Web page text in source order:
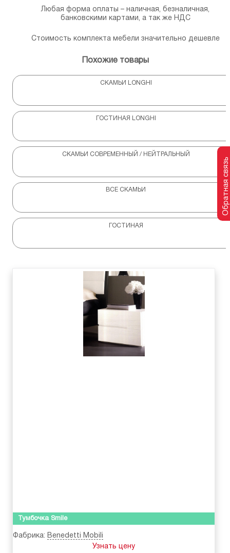
Любая форма оплаты – наличная, безналичная,
банковскими картами, а так же НДС
Стоимость комплекта мебели значительно дешевле
Похожие товары
СКАМЬИ LONGHI
ГОСТИНАЯ LONGHI
СКАМЬИ СОВРЕМЕННЫЙ / НЕЙТРАЛЬНЫЙ
ВСЕ СКАМЬИ
ГОСТИНАЯ
Тумбочка Smile
Фабрика: Benedetti Mobili
Узнать цену
Обратная связь